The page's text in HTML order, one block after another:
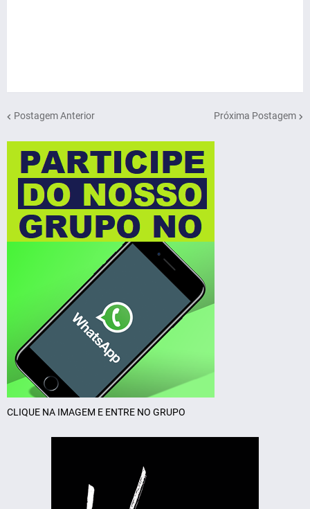
Postagem Anterior Próxima Postagem
CLIQUE NA IMAGEM E ENTRE NO GRUPO